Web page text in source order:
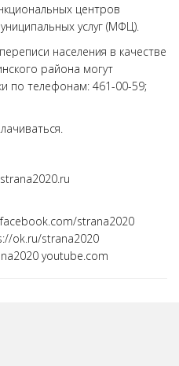
центров
услуг (МФЦ).
населения в качестве
района могут
по телефонам: 461-00-59;
strana2020
ok.ru/strana2020
youtube.com